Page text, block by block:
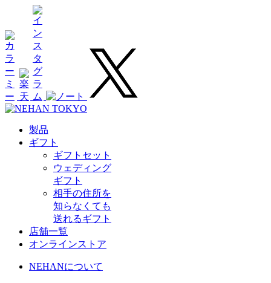
製品
ギフト
ギフトセット
ウェディング
ギフト
相手の住所を
知らなくても
送れるギフト
店舗一覧
オンラインストア
NEHANについて